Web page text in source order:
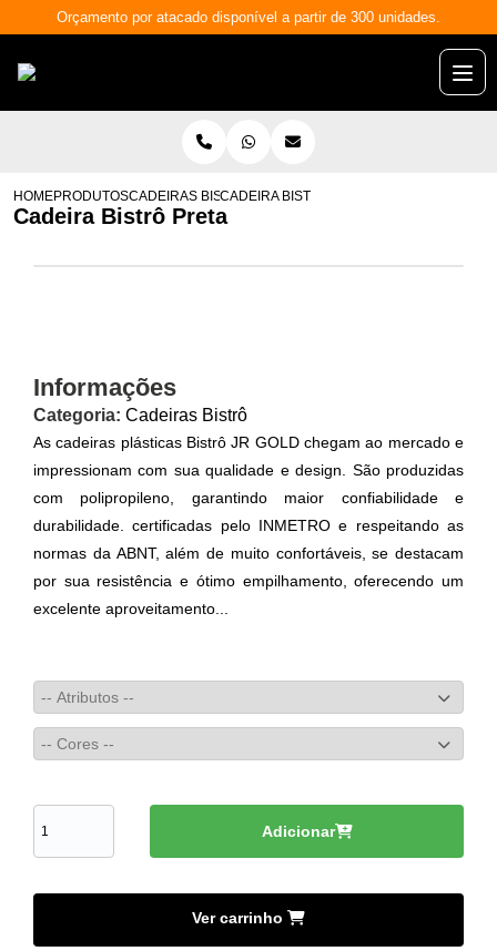
Orçamento por atacado disponível a partir de 300 unidades.
HOMEPRODUTOSCADEIRAS BISTRÔCADEIRA BISTRÔ PRETA
Cadeira Bistrô Preta
Informações
Categoria: Cadeiras Bistrô
As cadeiras plásticas Bistrô JR GOLD chegam ao mercado e
impressionam com sua qualidade e design. São produzidas
com polipropileno, garantindo maior confiabilidade e
durabilidade. certificadas pelo INMETRO e respeitando as
normas da ABNT, além de muito confortáveis, se destacam
por sua resistência e ótimo empilhamento, oferecendo um
excelente aproveitamento...
Adicionar
Ver carrinho